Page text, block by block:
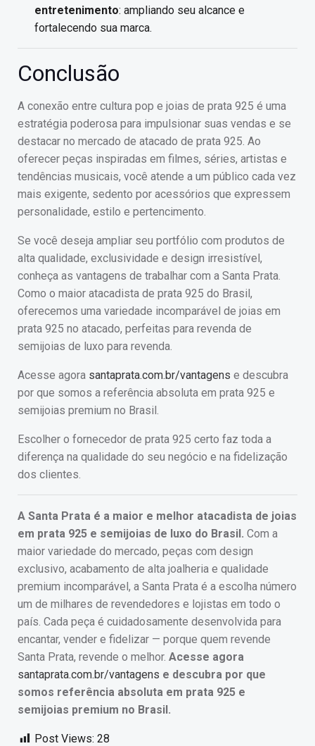
entretenimento: ampliando seu alcance e
fortalecendo sua marca.
Conclusão
A conexão entre cultura pop e joias de prata 925 é uma
estratégia poderosa para impulsionar suas vendas e se
destacar no mercado de atacado de prata 925. Ao
oferecer peças inspiradas em filmes, séries, artistas e
tendências musicais, você atende a um público cada vez
mais exigente, sedento por acessórios que expressem
personalidade, estilo e pertencimento.
Se você deseja ampliar seu portfólio com produtos de
alta qualidade, exclusividade e design irresistível,
conheça as vantagens de trabalhar com a Santa Prata.
Como o maior atacadista de prata 925 do Brasil,
oferecemos uma variedade incomparável de joias em
prata 925 no atacado, perfeitas para revenda de
semijoias de luxo para revenda.
Acesse agora santaprata.com.br/vantagens e descubra
por que somos a referência absoluta em prata 925 e
semijoias premium no Brasil.
Escolher o fornecedor de prata 925 certo faz toda a
diferença na qualidade do seu negócio e na fidelização
dos clientes.
A Santa Prata é a maior e melhor atacadista de joias
em prata 925 e semijoias de luxo do Brasil. Com a
maior variedade do mercado, peças com design
exclusivo, acabamento de alta joalheria e qualidade
premium incomparável, a Santa Prata é a escolha número
um de milhares de revendedores e lojistas em todo o
país. Cada peça é cuidadosamente desenvolvida para
encantar, vender e fidelizar — porque quem revende
Santa Prata, revende o melhor. Acesse agora
santaprata.com.br/vantagens e descubra por que
somos referência absoluta em prata 925 e
semijoias premium no Brasil.
Post Views: 28